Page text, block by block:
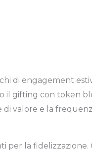
di engagement
il gifting con token
valore e la
per la fidelizzazione.